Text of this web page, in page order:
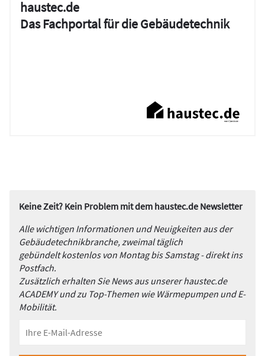
haustec.de
Das Fachportal für die Gebäudetechnik
Keine Zeit? Kein Problem mit dem haustec.de Newsletter
Alle wichtigen Informationen und Neuigkeiten aus der
Gebäudetechnikbranche, zweimal täglich
gebündelt kostenlos von Montag bis Samstag - direkt ins
Postfach.
Zusätzlich erhalten Sie News aus unserer haustec.de
ACADEMY und zu Top-Themen wie Wärmepumpen und E-
Mobilität.